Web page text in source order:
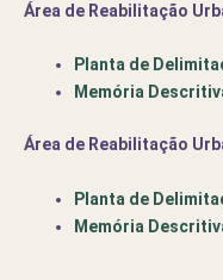
Área de Reabilitação
Planta de
Memória
Área de Reabilitação
Planta de
Memória